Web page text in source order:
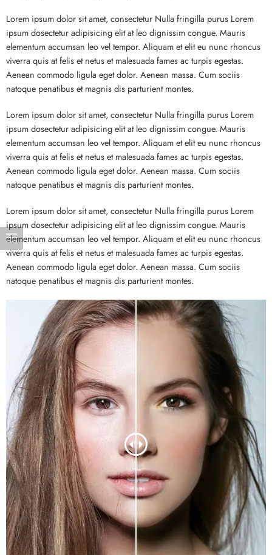
Lorem ipsum dolor sit amet, consectetur Nulla fringilla purus Lorem
ipsum dosectetur adipisicing elit at leo dignissim congue. Mauris
elementum accumsan leo vel tempor. Aliquam et elit eu nunc rhoncus
viverra quis at felis et netus et malesuada fames ac turpis egestas.
Aenean commodo ligula eget dolor. Aenean massa. Cum sociis
natoque penatibus et magnis dis parturient montes.
Lorem ipsum dolor sit amet, consectetur Nulla fringilla purus Lorem
ipsum dosectetur adipisicing elit at leo dignissim congue. Mauris
elementum accumsan leo vel tempor. Aliquam et elit eu nunc rhoncus
viverra quis at felis et netus et malesuada fames ac turpis egestas.
Aenean commodo ligula eget dolor. Aenean massa. Cum sociis
natoque penatibus et magnis dis parturient montes.
Lorem ipsum dolor sit amet, consectetur Nulla fringilla purus Lorem
ipsum dosectetur adipisicing elit at leo dignissim congue. Mauris
elementum accumsan leo vel tempor. Aliquam et elit eu nunc rhoncus
viverra quis at felis et netus et malesuada fames ac turpis egestas.
Aenean commodo ligula eget dolor. Aenean massa. Cum sociis
natoque penatibus et magnis dis parturient montes.